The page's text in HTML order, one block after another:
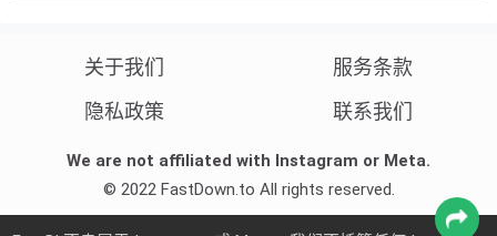
关于我们
服务条款
隐私政策
联系我们
We are not affiliated with Instagram or Meta.
© 2022 FastDown.to All rights reserved.